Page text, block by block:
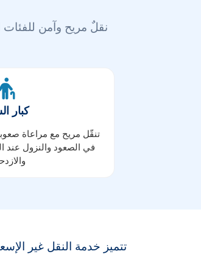
نقلٌ مريح وآمن للفئات
كبار
تنقّل مريح مع مراعاة
في الصعود والنزول عند
تتميز خدمة النقل غير